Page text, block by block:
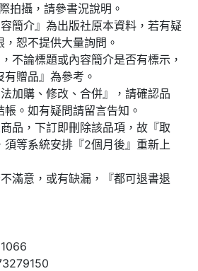
拍攝，請參書況說明。
簡介』為出版社原本資料，若有疑
恕不提供大量詢問。
不論標題或內容簡介是否有標示，
贈品』為參考。
加購、修改、合併』，請確認品
。如有疑問請留言告知。
品，下訂即刪除該品項，故『取
等系統安排『2個月後』重新上
滿意，或有缺漏，『都可退書退